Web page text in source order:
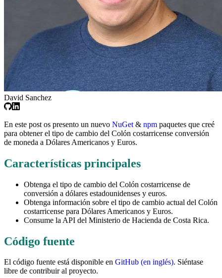
David Sanchez
En este post os presento un nuevo NuGet & npm paquetes que creé
para obtener el tipo de cambio del Colón costarricense conversión
de moneda a Dólares Americanos y Euros.
Características principales
Obtenga el tipo de cambio del Colón costarricense de
conversión a dólares estadounidenses y euros.
Obtenga información sobre el tipo de cambio actual del Colón
costarricense para Dólares Americanos y Euros.
Consume la API del Ministerio de Hacienda de Costa Rica.
Código fuente
El código fuente está disponible en GitHub (en inglés). Siéntase
libre de contribuir al proyecto.